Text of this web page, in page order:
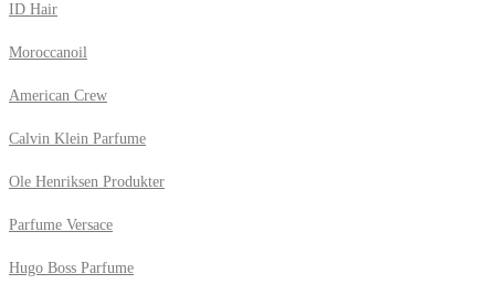
ID Hair
Moroccanoil
American Crew
Calvin Klein Parfume
Ole Henriksen Produkter
Parfume Versace
Hugo Boss Parfume